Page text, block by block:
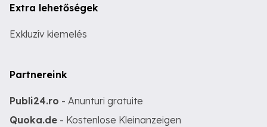
Extra lehetőségek
Exkluzív kiemelés
Partnereink
Publi24.ro - Anunturi gratuite
Quoka.de - Kostenlose Kleinanzeigen